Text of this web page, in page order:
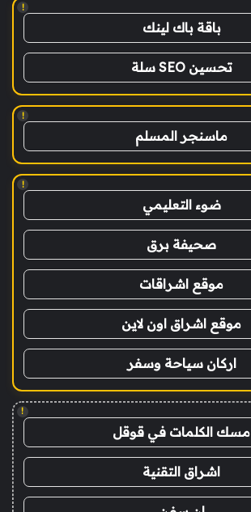
!
باقة باك لينك
تحسين SEO سلة
!
ماسنجر المسلم
!
ضوء التعليمي
صحيفة برق
موقع اشراقات
موقع اشراق اون لاين
اركان سياحة وسفر
!
مسك الكلمات في قوقل
اشراق التقنية